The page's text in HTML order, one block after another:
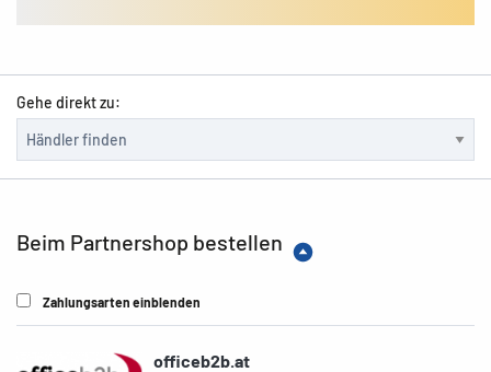
Gehe direkt zu:
Beim Partnershop bestellen
Zahlungsarten einblenden
officeb2b.at